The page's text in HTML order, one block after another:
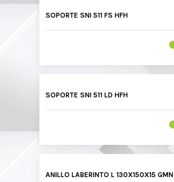
SOPORTE SNI 511 FS HFH
SOPORTE SNI 511 LD HFH
ANILLO LABERINTO L 130X150X15 GMN